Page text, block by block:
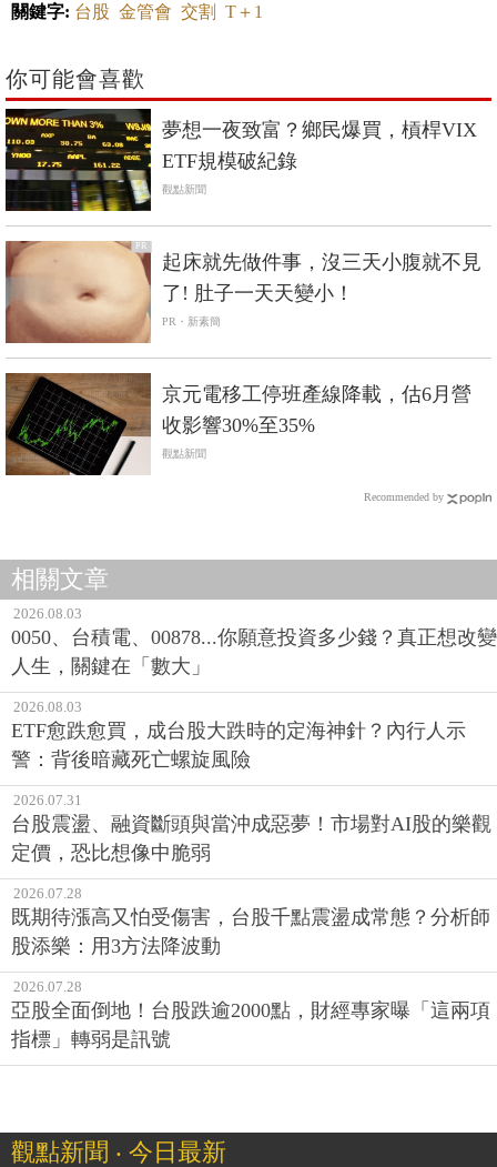
關鍵字: 台股 金管會 交割 T＋1
你可能會喜歡
夢想一夜致富？鄉民爆買，槓桿VIX
ETF規模破紀錄
觀點新聞
PR
起床就先做件事，沒三天小腹就不見
了! 肚子一天天變小！
PR・新素簡
京元電移工停班產線降載，估6月營
收影響30%至35%
觀點新聞
Recommended by
相關文章
2026.08.03
0050、台積電、00878...你願意投資多少錢？真正想改變
人生，關鍵在「數大」
2026.08.03
ETF愈跌愈買，成台股大跌時的定海神針？內行人示
警：背後暗藏死亡螺旋風險
2026.07.31
台股震盪、融資斷頭與當沖成惡夢！市場對AI股的樂觀
定價，恐比想像中脆弱
2026.07.28
既期待漲高又怕受傷害，台股千點震盪成常態？分析師
股添樂：用3方法降波動
2026.07.28
亞股全面倒地！台股跌逾2000點，財經專家曝「這兩項
指標」轉弱是訊號
觀點新聞 ‧ 今日最新